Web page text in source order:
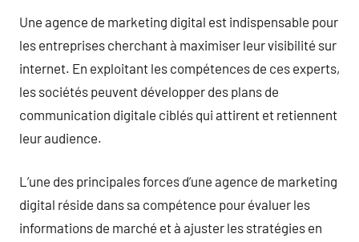
Une agence de marketing digital est indispensable pour
les entreprises cherchant à maximiser leur visibilité sur
internet. En exploitant les compétences de ces experts,
les sociétés peuvent développer des plans de
communication digitale ciblés qui attirent et retiennent
leur audience.
L’une des principales forces d’une agence de marketing
digital réside dans sa compétence pour évaluer les
informations de marché et à ajuster les stratégies en